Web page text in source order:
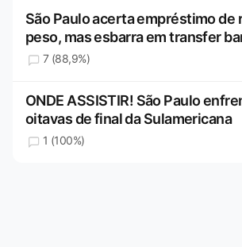
São Paulo acerta empréstimo de
peso, mas esbarra em transfer
7 (88,9%)
ONDE ASSISTIR! São Paulo
oitavas de final da Sulamericana
1 (100%)